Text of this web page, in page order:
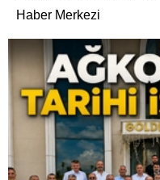
Haber Merkezi